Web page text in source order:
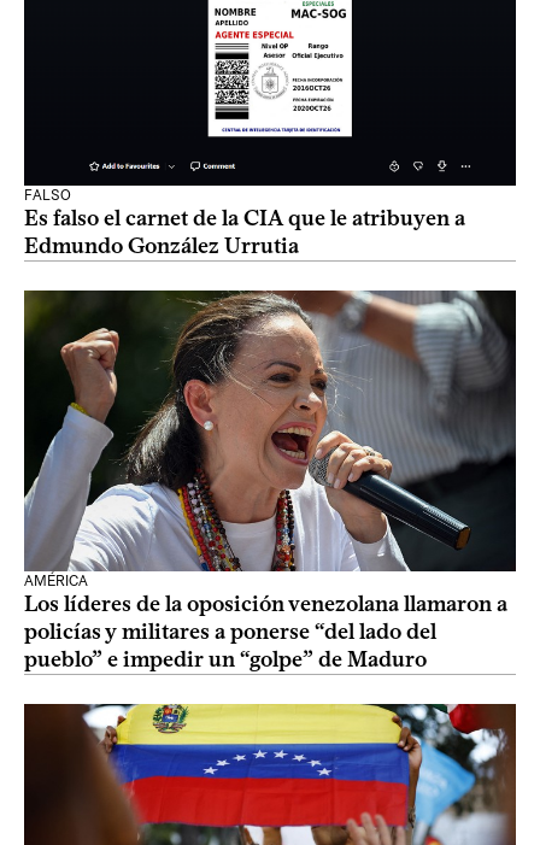
FALSO
Es falso el carnet de la CIA que le atribuyen a
Edmundo González Urrutia
AMÉRICA
Los líderes de la oposición venezolana llamaron a
policías y militares a ponerse “del lado del
pueblo” e impedir un “golpe” de Maduro